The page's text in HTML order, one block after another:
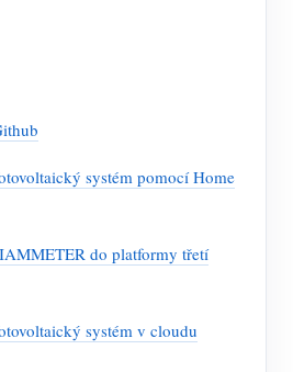
ohřívače
monitorování
systém pomocí Home
do platformy třetí
systém v cloudu